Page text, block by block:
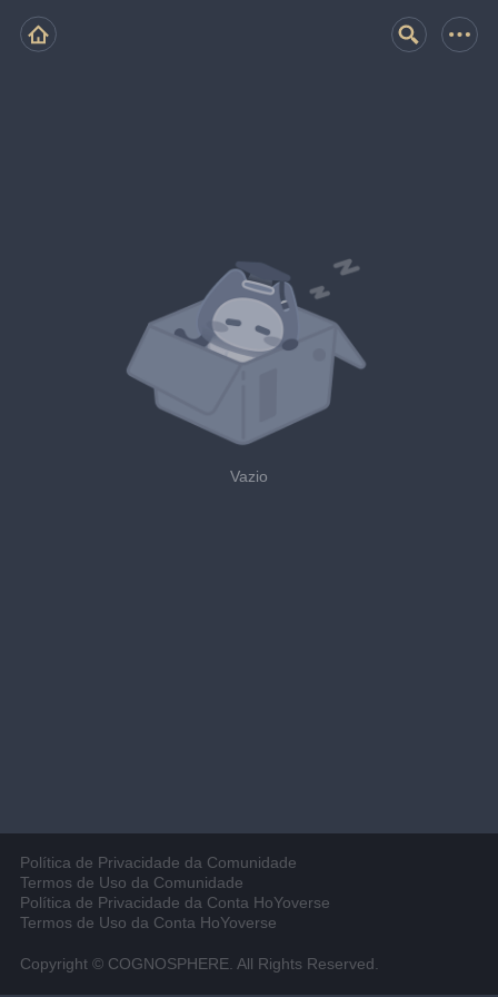
Vazio
Política de Privacidade da Comunidade
Termos de Uso da Comunidade
Política de Privacidade da Conta HoYoverse
Termos de Uso da Conta HoYoverse
Copyright © COGNOSPHERE. All Rights Reserved.